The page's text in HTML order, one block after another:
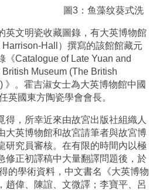
圖3：鱼藻纹葵式洗
英文明瓷收藏圖錄，有大英博物館
Hall）撰寫的該館館藏元
《Catalogue of Late Yuan and
Museum (The British
》。霍吉淑女士為大英博物館中國
英國東方陶瓷學會會長。
得，所幸近來由故宮出版社組織人
大英博物館和故宮請筆者與故宮博
研究員審核。在有限的時間內以極
修正初譯稿中大量翻譯問題後，於
的學術資料，中文書名《大英博物
趙偉、陳誼、文微譯；李寶平、呂